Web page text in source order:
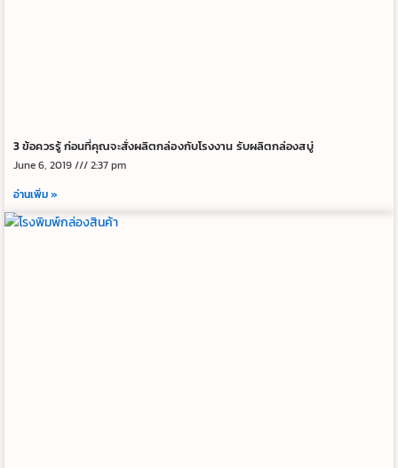
3 ข้อควรรู้ ก่อนที่คุณจะสั่งผลิตกล่องกับโรงงาน รับผลิตกล่องสบู่
June 6, 2019
2:37 pm
อ่านเพิ่ม »